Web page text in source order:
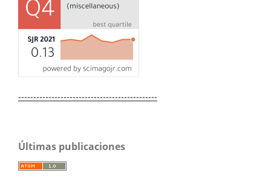
----------------------------------------------
Últimas publicaciones